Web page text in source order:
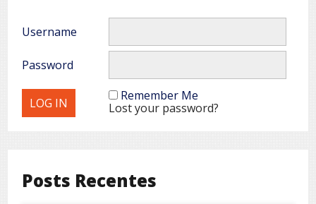
Username
Password
Remember Me
Lost your password?
Posts Recentes